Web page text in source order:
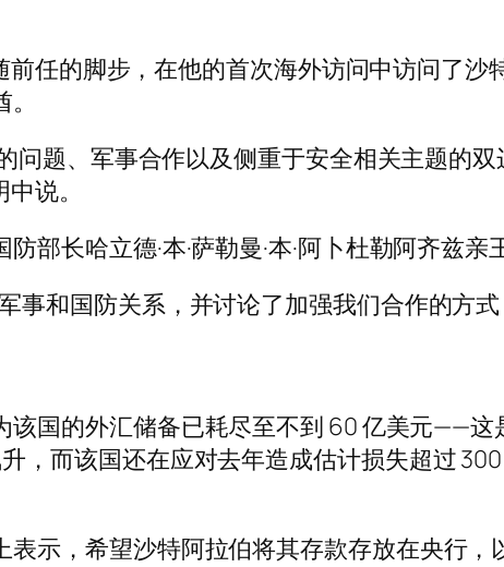
前任的脚步，在他的首次海外访问中访问了
题、军事合作以及侧重于安全相关主题的双
说。
长哈立德·本·萨勒曼·本·阿卜杜勒阿齐兹亲
和国防关系，并讨论了加强我们合作的方式
国的外汇储备已耗尽至不到 60 亿美元——这
而该国还在应对去年造成估计损失超过
示，希望沙特阿拉伯将其存款存放在央行，